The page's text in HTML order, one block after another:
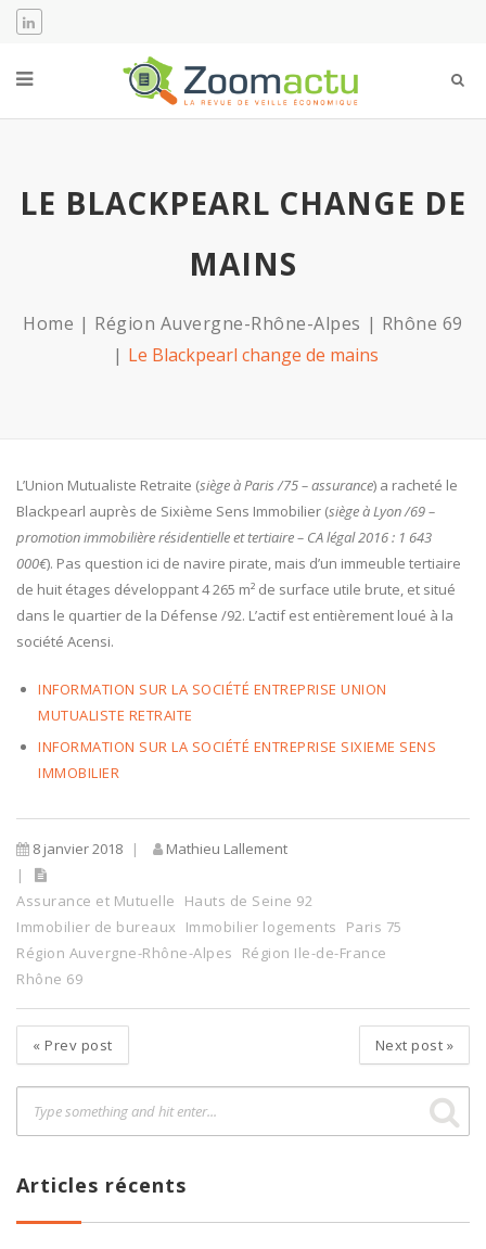
LE BLACKPEARL CHANGE DE
MAINS
Home Région Auvergne-Rhône-Alpes
Rhône 69
Le Blackpearl change de mains
L’Union Mutualiste Retraite (siège à Paris /75 – assurance) a racheté le
Blackpearl auprès de Sixième Sens Immobilier (siège à Lyon /69 –
promotion immobilière résidentielle et tertiaire – CA légal 2016 : 1 643
000€). Pas question ici de navire pirate, mais d’un immeuble tertiaire
de huit étages développant 4 265 m² de surface utile brute, et situé
dans le quartier de la Défense /92. L’actif est entièrement loué à la
société Acensi.
INFORMATION SUR LA SOCIÉTÉ ENTREPRISE UNION
MUTUALISTE RETRAITE
INFORMATION SUR LA SOCIÉTÉ ENTREPRISE SIXIEME SENS
IMMOBILIER
8 janvier 2018 Mathieu Lallement
Assurance et Mutuelle
Hauts de Seine 92
Immobilier de bureaux
Immobilier logements
Paris 75
Région Auvergne-Rhône-Alpes
Région Ile-de-France
Rhône 69
« Prev post Next post »
Articles récents